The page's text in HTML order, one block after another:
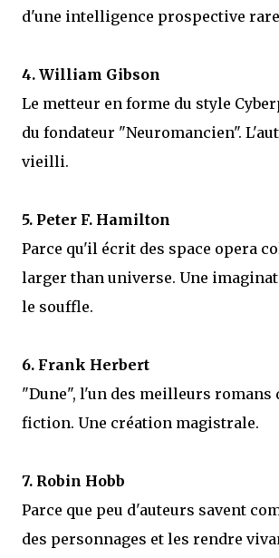
d'une intelligence prospective
4. William Gibson
Le metteur en forme du style
du fondateur "Neuromancien".
vieilli.
5. Peter F. Hamilton
Parce qu'il écrit des space opera
larger than universe. Une
le souffle.
6. Frank Herbert
"Dune", l'un des meilleurs romans
fiction. Une création magistrale.
7. Robin Hobb
Parce que peu d'auteurs savent
des personnages et les rendre